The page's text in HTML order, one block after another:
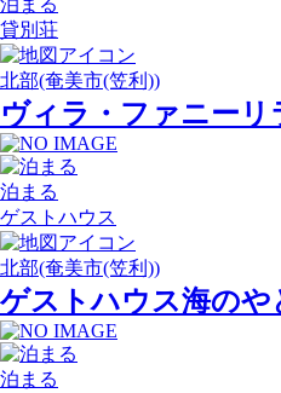
泊まる
貸別荘
北部(奄美市(笠利))
ヴィラ・ファニーリ
泊まる
ゲストハウス
北部(奄美市(笠利))
ゲストハウス海のや
泊まる